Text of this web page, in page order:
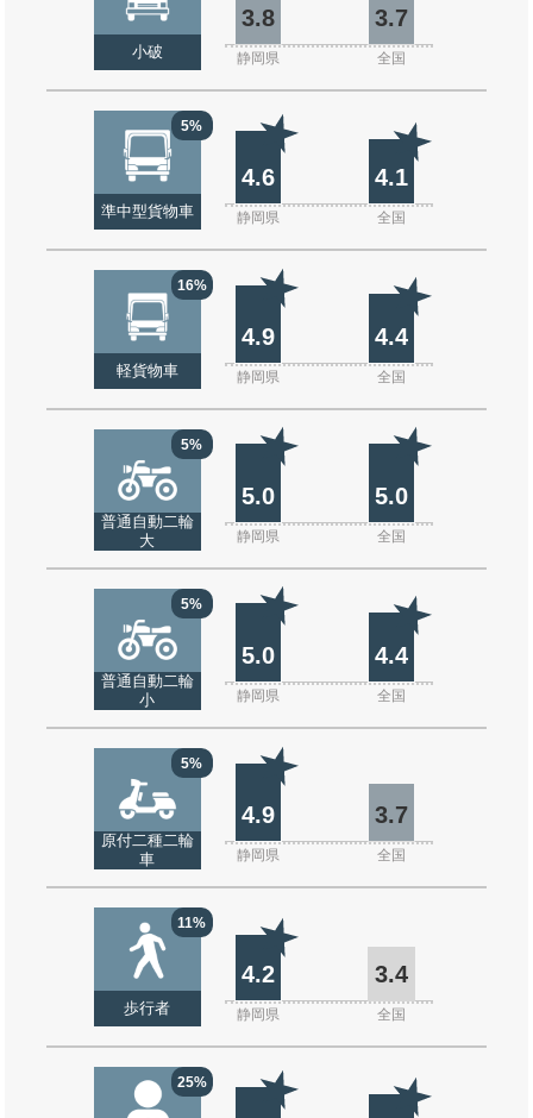
小破
3.8 3.7
静岡県 全国
5%
準中型貨物車
4.6 4.1
静岡県 全国
16%
軽貨物車
4.9 4.4
静岡県 全国
5%
普通自動二輪
大
5.0 5.0
静岡県 全国
5%
普通自動二輪
小
5.0 4.4
静岡県 全国
5%
原付二種二輪
車
4.9 3.7
静岡県 全国
11%
歩行者
4.2 3.4
静岡県 全国
25%